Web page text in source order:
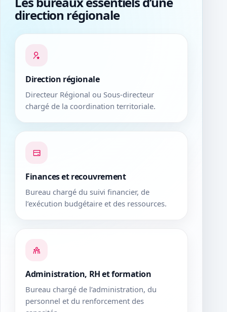
direction régionale
Direction régionale
Directeur Régional ou Sous-directeur
chargé de la coordination territoriale.
Finances et recouvrement
Bureau chargé du suivi financier, de
l’exécution budgétaire et des ressources.
Administration, RH et formation
Bureau chargé de l’administration, du
personnel et du renforcement des